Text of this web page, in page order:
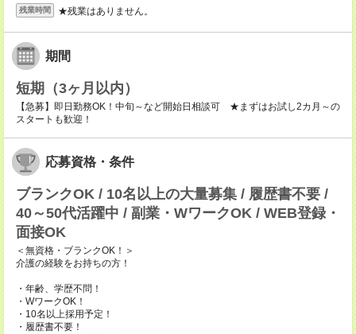
残業時間 ★残業はありません。
期間
短期（3ヶ月以内）
【急募】即日勤務OK！中旬～など開始日相談可 ★まずはお試し2カ月～の
スタートも歓迎！
応募資格・条件
ブランクOK / 10名以上の大量募集 / 履歴書不要 /
40～50代活躍中 / 副業・WワークOK / WEB登録・
面接OK
＜無資格・ブランクOK！＞
介護の経験をお持ちの方！
・年齢、学歴不問！
・WワークOK！
・10名以上採用予定！
・履歴書不要！